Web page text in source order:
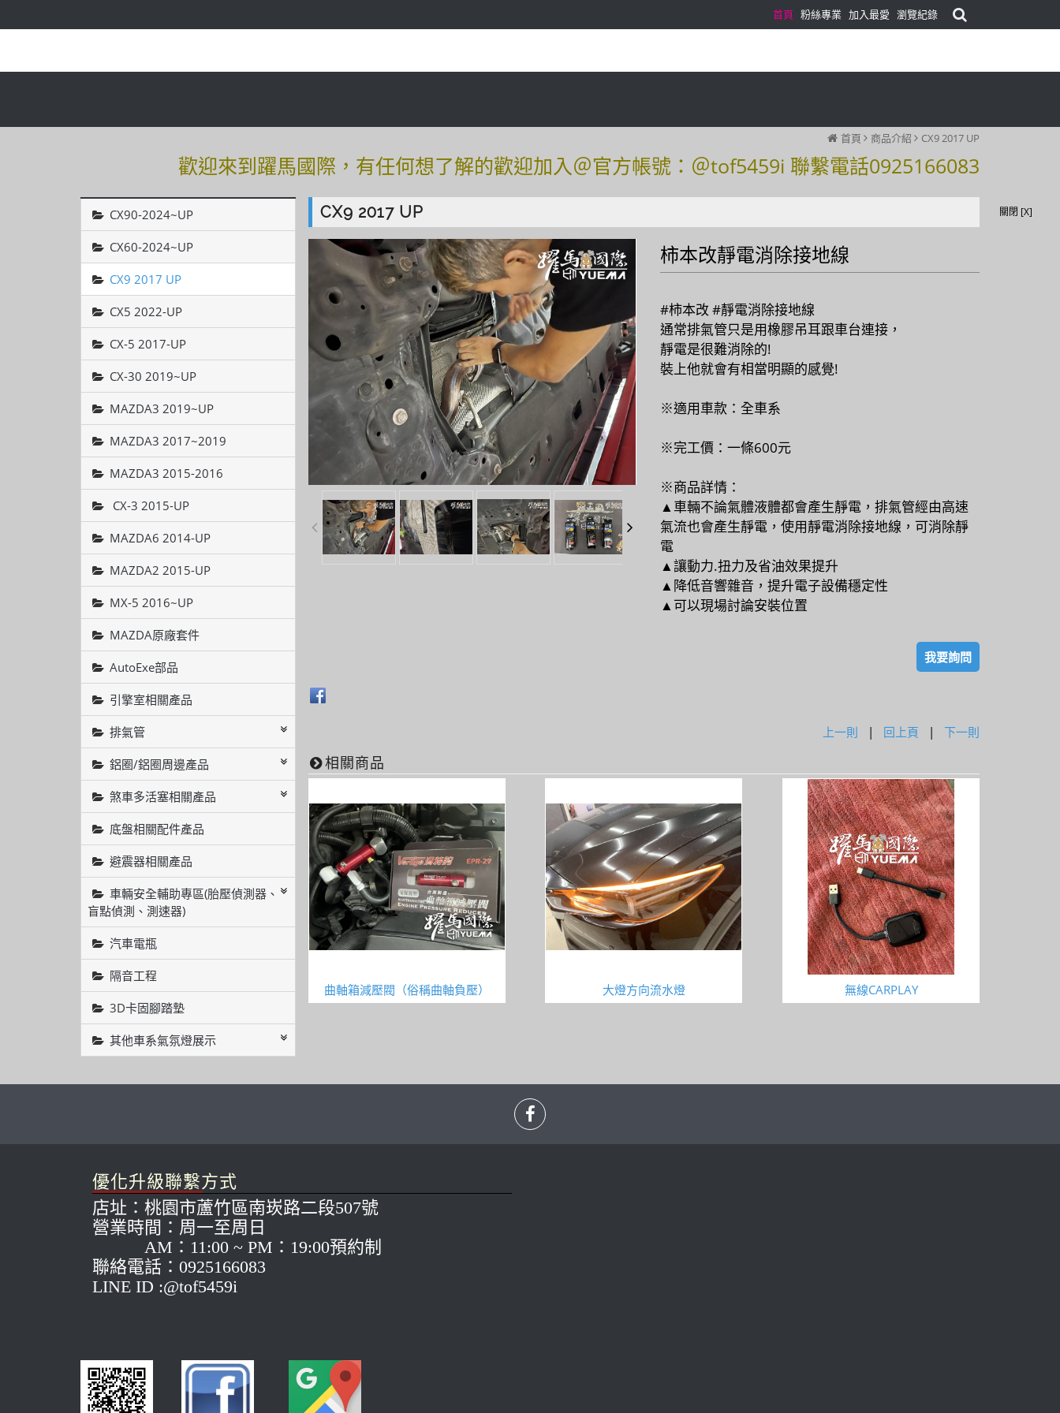
首頁 粉絲專業 加入最愛 瀏覽紀錄
首頁 商品介紹 CX9 2017 UP
歡迎來到躍馬國際，有任何想了解的歡迎加入＠官方帳號：＠tof5459i 聯繫電話0925166083
歡迎來到躍馬國際，有任何想了解的歡迎加入＠官方帳號：＠tof5459i 聯繫電話0925166083
CX90-2024~UP
CX60-2024~UP
CX9 2017 UP
CX5 2022-UP
CX-5 2017-UP
CX-30 2019~UP
MAZDA3 2019~UP
MAZDA3 2017~2019
MAZDA3 2015-2016
CX-3 2015-UP
MAZDA6 2014-UP
MAZDA2 2015-UP
MX-5 2016~UP
MAZDA原廠套件
AutoExe部品
引擎室相關產品
排氣管
鋁圈/鋁圈周邊產品
煞車多活塞相關產品
底盤相關配件產品
避震器相關產品
車輛安全輔助專區(胎壓偵測器、
盲點偵測、測速器)
汽車電瓶
隔音工程
3D卡固腳踏墊
其他車系氣氛燈展示
CX9 2017 UP
柿本改靜電消除接地線
#柿本改 #靜電消除接地線
通常排氣管只是用橡膠吊耳跟車台連接，
靜電是很難消除的!
裝上他就會有相當明顯的感覺!
※適用車款：全車系
※完工價：一條600元
※商品詳情：
▲車輛不論氣體液體都會產生靜電，排氣管經由高速
氣流也會產生靜電， 使用靜電消除接地線，可消除靜
電
▲讓動力.扭力及省油效果提升
▲降低音響雜音，提升電子設備穩定性
▲可以現場討論安裝位置
我要詢問
上一則 | 回上頁 | 下一則
相關商品
曲軸箱減壓閥（俗稱曲軸負壓） 大燈方向流水燈 無線CARPLAY
優化升級聯繫方式
店址：桃園市蘆竹區南崁路二段507號
營業時間：周一至周日
AM：11:00 ~ PM：19:00預約制
聯絡電話：0925166083
LINE ID :@tof5459i
關閉 [X]